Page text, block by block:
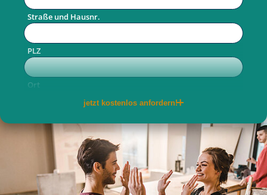
Straße und Hausnr.
PLZ
Ort
jetzt kostenlos anfordern!